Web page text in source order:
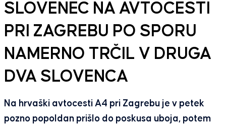
SLOVENEC NA AVTOCESTI
PRI ZAGREBU PO SPORU
NAMERNO TRČIL V DRUGA
DVA SLOVENCA
Na hrvaški avtocesti A4 pri Zagrebu je v petek
pozno popoldan prišlo do poskusa uboja, potem